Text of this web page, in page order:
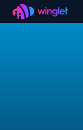
Winglet